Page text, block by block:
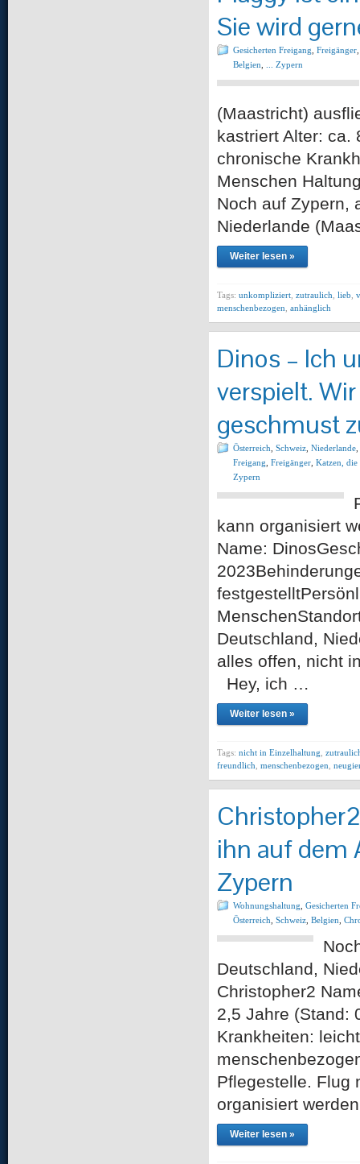
Sie wird
Gesicherten Freigang Freigänger
Belgien
... Zypern
(Maastricht)
kastriert Alter: ca.
chronische
Menschen
Noch auf Zypern,
Niederlande
Weiter lesen »
Tags: unkompliziert zutraulich lieb
menschenbezogen anhänglich
Dinos – Ich
verspielt.
geschmust
Österreich Schweiz Niederlande
Freigang Freigänger Katzen, die
Zypern
kann
Name:
Deutschland,
alles offen, nicht
Hey, ich …
Weiter lesen »
Tags: nicht in Einzelhaltung
freundlich menschenbezogen
ihn auf dem
Zypern
Wohnungshaltung Gesicherten
Österreich Schweiz Belgien
Deutschland,
Christopher2
2,5 Jahre (Stand:
Krankheiten:
Pflegestelle. Flug
organisiert
Weiter lesen »